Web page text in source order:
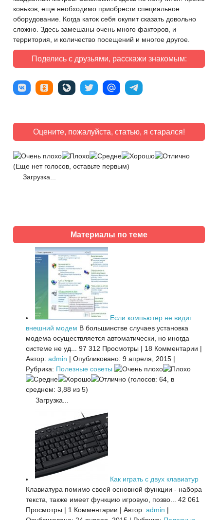
коньков, еще необходимо приобрести специальное
оборудование. Когда каток себя окупит сказать довольно
сложно. Здесь замешаны очень много факторов, и
территория, и количество посещений и многое другое.
Поделись с друзьями, расскажи знакомым:
Оцените, пожалуйста, статью, я старался!
(Еще нет голосов, оставьте первым)
Загрузка...
Материалы по теме
Если компьютер не видит
внешний модем В большинстве случаев установка
модема осуществляется автоматически, но иногда
системе не уд...
97 312 Просмотры | 18 Комментарии |
Автор: admin | Опубликовано: 9 апреля, 2015 |
Рубрика: Полезные советы
(голосов: 64, в
среднем: 3,88 из 5)
Загрузка...
Как играть с двух клавиатур
Клавиатура помимо своей основной функции - набора
текста, также имеет функцию игровую, позво...
42 061
Просмотры | 1 Комментарии | Автор: admin |